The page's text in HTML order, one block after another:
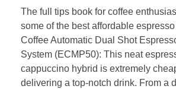
The full tips book for coffee
some of the best affordable
Coffee Automatic Dual Shot
System (ECMP50): This neat
cappuccino hybrid is extremely
delivering a top-notch drink. From a